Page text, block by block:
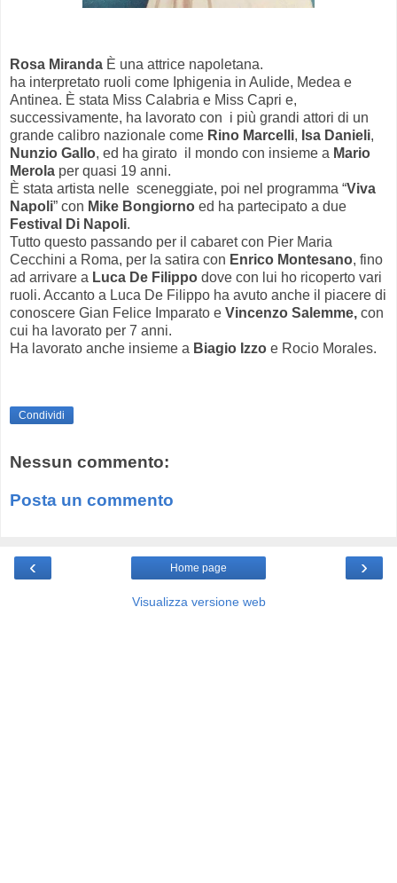
Rosa Miranda È una attrice napoletana.
ha interpretato ruoli come Iphigenia in Aulide, Medea e
Antinea. È stata Miss Calabria e Miss Capri e,
successivamente, ha lavorato con i più grandi attori di un
grande calibro nazionale come Rino Marcelli, Isa Danieli,
Nunzio Gallo, ed ha girato il mondo con insieme a Mario
Merola per quasi 19 anni.
È stata artista nelle sceneggiate, poi nel programma “Viva
Napoli” con Mike Bongiorno ed ha partecipato a due
Festival Di Napoli.
Tutto questo passando per il cabaret con Pier Maria
Cecchini a Roma, per la satira con Enrico Montesano, fino
ad arrivare a Luca De Filippo dove con lui ho ricoperto vari
ruoli. Accanto a Luca De Filippo ha avuto anche il piacere di
conoscere Gian Felice Imparato e Vincenzo Salemme, con
cui ha lavorato per 7 anni.
Ha lavorato anche insieme a Biagio Izzo e Rocio Morales.
Condividi
Nessun commento:
Posta un commento
‹ ›
Home page
Visualizza versione web